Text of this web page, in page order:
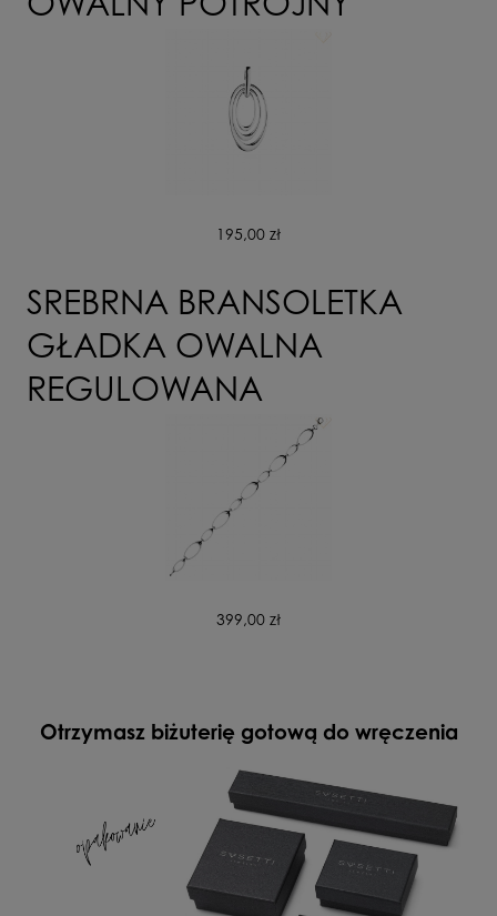
195,00 zł
SREBRNA BRANSOLETKA
GŁADKA OWALNA
REGULOWANA
399,00 zł
Otrzymasz biżuterię gotową do wręczenia